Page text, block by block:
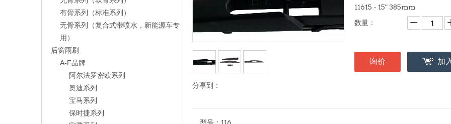
有骨系列（标准系列）
无骨系列（复合式带喷水，新能源车专
用）
后窗雨刷
A-F品牌
阿尔法罗密欧系列
奥迪系列
宝马系列
保时捷系列
分享到：
11615 - 15" 385mm
数量：
询价 加